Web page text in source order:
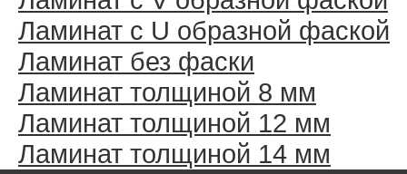
Ламинат с U образной фаской
Ламинат без фаски
Ламинат толщиной 8 мм
Ламинат толщиной 12 мм
Ламинат толщиной 14 мм